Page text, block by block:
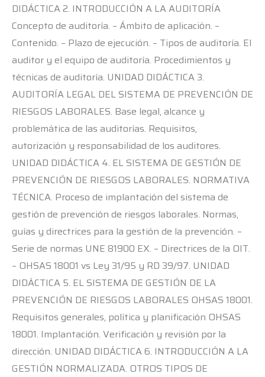
DIDÁCTICA 2. INTRODUCCIÓN A LA AUDITORÍA
Concepto de auditoría. – Ámbito de aplicación. –
Contenido. – Plazo de ejecución. – Tipos de auditoría. El
auditor y el equipo de auditoría. Procedimientos y
técnicas de auditoría. UNIDAD DIDÁCTICA 3.
AUDITORÍA LEGAL DEL SISTEMA DE PREVENCIÓN DE
RIESGOS LABORALES. Base legal, alcance y
problemática de las auditorías. Requisitos,
autorización y responsabilidad de los auditores.
UNIDAD DIDÁCTICA 4. EL SISTEMA DE GESTIÓN DE
PREVENCIÓN DE RIESGOS LABORALES. NORMATIVA
TÉCNICA. Proceso de implantación del sistema de
gestión de prevención de riesgos laborales. Normas,
guías y directrices para la gestión de la prevención. –
Serie de normas UNE 81900 EX. – Directrices de la OIT.
– OHSAS 18001 vs Ley 31/95 y RD 39/97. UNIDAD
DIDÁCTICA 5. EL SISTEMA DE GESTIÓN DE LA
PREVENCIÓN DE RIESGOS LABORALES OHSAS 18001.
Requisitos generales, política y planificación OHSAS
18001. Implantación. Verificación y revisión por la
dirección. UNIDAD DIDÁCTICA 6. INTRODUCCIÓN A LA
GESTIÓN NORMALIZADA. OTROS TIPOS DE